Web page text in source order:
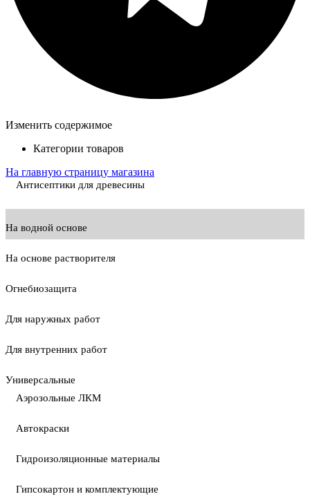
Изменить содержимое
Категории товаров
На главную страницу магазина
Антисептики для древесины
На водной основе
На основе растворителя
Огнебиозащита
Для наружных работ
Для внутренних работ
Универсальные
Аэрозольные ЛКМ
Автокраски
Гидроизоляционные материалы
Гипсокартон и комплектующие